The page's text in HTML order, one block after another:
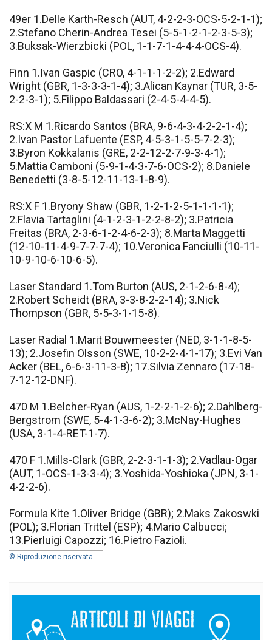
49er 1.Delle Karth-Resch (AUT, 4-2-2-3-OCS-5-2-1-1);
2.Stefano Cherin-Andrea Tesei (5-5-1-2-1-2-3-5-3);
3.Buksak-Wierzbicki (POL, 1-1-7-1-4-4-4-OCS-4).
Finn 1.Ivan Gaspic (CRO, 4-1-1-1-2-2); 2.Edward
Wright (GBR, 1-3-3-3-1-4); 3.Alican Kaynar (TUR, 3-5-
2-2-3-1); 5.Filippo Baldassari (2-4-5-4-4-5).
RS:X M 1.Ricardo Santos (BRA, 9-6-4-3-4-2-2-1-4);
2.Ivan Pastor Lafuente (ESP, 4-5-3-1-5-5-7-2-3);
3.Byron Kokkalanis (GRE, 2-2-12-2-7-9-3-4-1);
5.Mattia Camboni (5-9-1-4-3-7-6-OCS-2); 8.Daniele
Benedetti (3-8-5-12-11-13-1-8-9).
RS:X F 1.Bryony Shaw (GBR, 1-2-1-2-5-1-1-1-1);
2.Flavia Tartaglini (4-1-2-3-1-2-2-8-2); 3.Patricia
Freitas (BRA, 2-3-6-1-2-4-6-2-3); 8.Marta Maggetti
(12-10-11-4-9-7-7-7-4); 10.Veronica Fanciulli (10-11-
10-9-10-6-10-6-5).
Laser Standard 1.Tom Burton (AUS, 2-1-2-6-8-4);
2.Robert Scheidt (BRA, 3-3-8-2-2-14); 3.Nick
Thompson (GBR, 5-5-3-1-15-8).
Laser Radial 1.Marit Bouwmeester (NED, 3-1-1-8-5-
13); 2.Josefin Olsson (SWE, 10-2-2-4-1-17); 3.Evi Van
Acker (BEL, 6-6-3-11-3-8); 17.Silvia Zennaro (17-18-
7-12-12-DNF).
470 M 1.Belcher-Ryan (AUS, 1-2-2-1-2-6); 2.Dahlberg-
Bergstrom (SWE, 5-4-1-3-6-2); 3.McNay-Hughes
(USA, 3-1-4-RET-1-7).
470 F 1.Mills-Clark (GBR, 2-2-3-1-1-3); 2.Vadlau-Ogar
(AUT, 1-OCS-1-3-3-4); 3.Yoshida-Yoshioka (JPN, 3-1-
4-2-2-6).
Formula Kite 1.Oliver Bridge (GBR); 2.Maks Zakoswki
(POL); 3.Florian Trittel (ESP); 4.Mario Calbucci;
13.Pierluigi Capozzi; 16.Pietro Fazioli.
© Riproduzione riservata